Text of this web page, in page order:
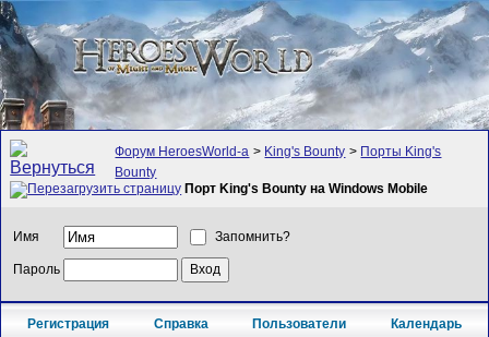
Форум HeroesWorld-а > King's Bounty > Порты King's
Bounty
Порт King's Bounty на Windows Mobile
Имя Запомнить?
Пароль
Регистрация Справка Пользователи Календарь